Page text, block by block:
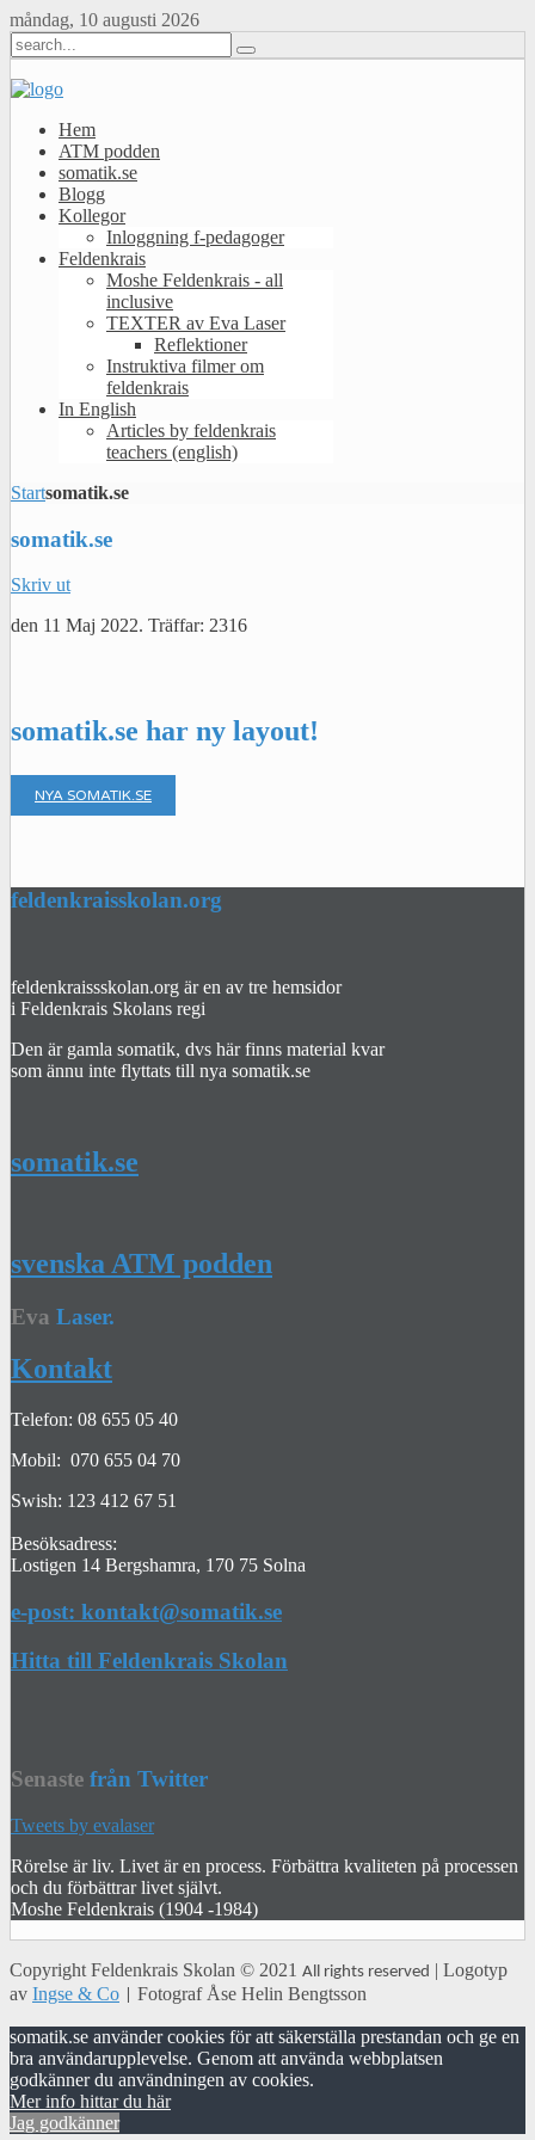
måndag, 10 augusti 2026
Hem
ATM podden
somatik.se
Blogg
Kollegor
Inloggning f-pedagoger
Feldenkrais
Moshe Feldenkrais - all
inclusive
TEXTER av Eva Laser
Reflektioner
Instruktiva filmer om
feldenkrais
In English
Articles by feldenkrais
teachers (english)
Startsomatik.se
somatik.se
Skriv ut
den 11 Maj 2022. Träffar: 2316
somatik.se har ny layout!
NYA SOMATIK.SE
feldenkraisskolan.org
feldenkraissskolan.org är en av tre hemsidor
i Feldenkrais Skolans regi
Den är gamla somatik, dvs här finns material kvar
som ännu inte flyttats till nya somatik.se
somatik.se
svenska ATM podden
Eva Laser.
Kontakt
Telefon: 08 655 05 40
Mobil: 070 655 04 70
Swish: 123 412 67 51
Besöksadress:
Lostigen 14 Bergshamra, 170 75 Solna
e-post: kontakt@somatik.se
Hitta till Feldenkrais Skolan
Senaste från Twitter
Tweets by evalaser
Rörelse är liv. Livet är en process. Förbättra kvaliteten på processen
och du förbättrar livet självt.
Moshe Feldenkrais (1904 -1984)
Copyright Feldenkrais Skolan © 2021 All rights reserved | Logotyp
av Ingse & Co Fotograf Åse Helin Bengtsson
somatik.se använder cookies för att säkerställa prestandan och ge en
bra användarupplevelse. Genom att använda webbplatsen
godkänner du användningen av cookies.
Mer info hittar du här
Jag godkänner